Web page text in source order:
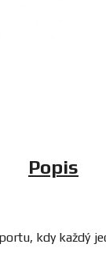
Popis
kdy každý